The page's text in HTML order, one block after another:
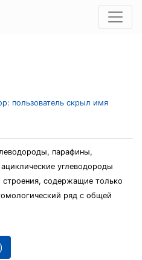
пользователь скрыл имя
парафины,
углеводороды
строения, содержащие только
ряд с общей